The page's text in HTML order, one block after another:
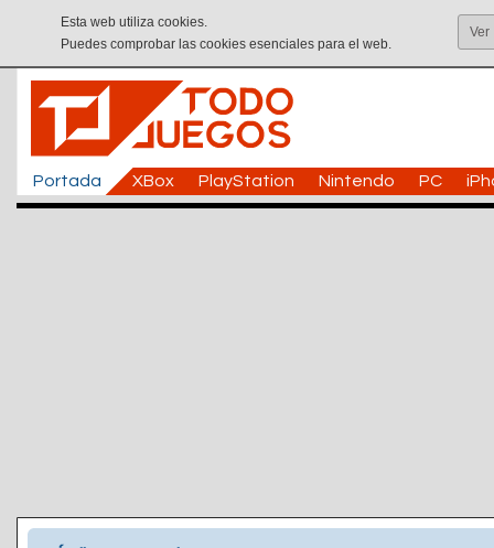
Esta web utiliza cookies.
Puedes comprobar las cookies esenciales para el web.
Ver
Portada XBox PlayStation Nintendo PC